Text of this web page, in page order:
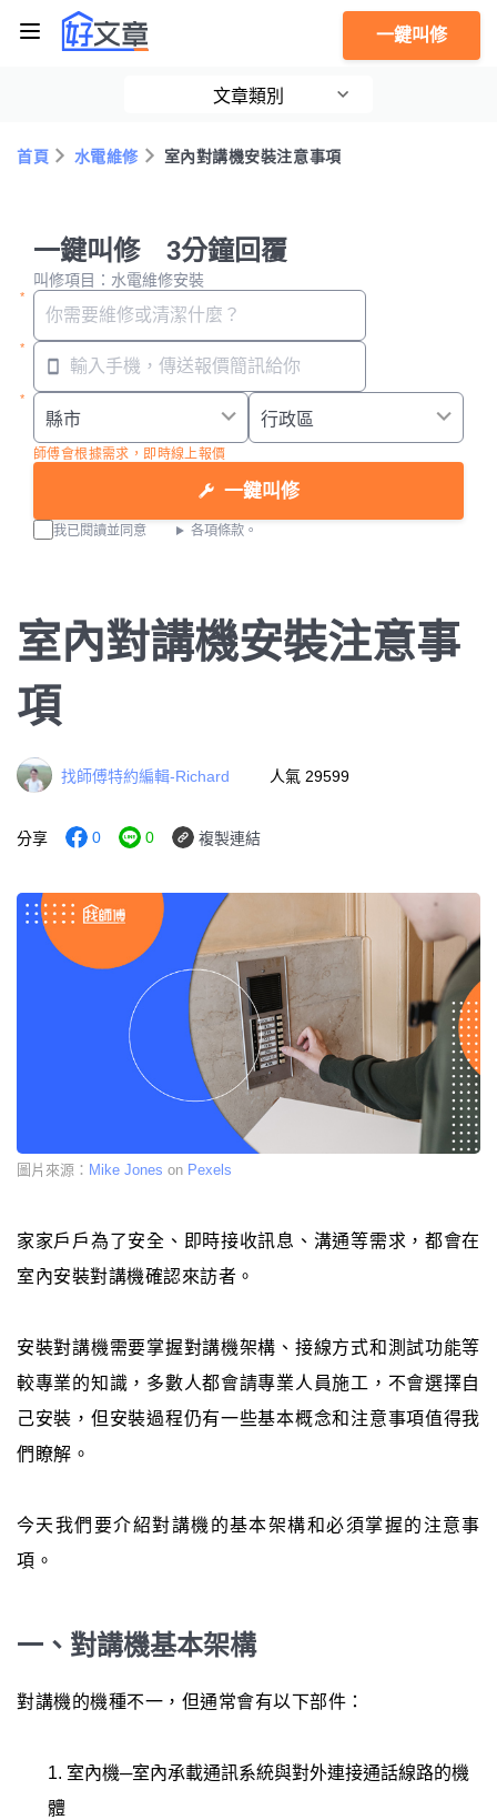
一鍵叫修
文章類別
首頁 水電維修 室內對講機安裝注意事項
一鍵叫修 3分鐘回覆
叫修項目：水電維修安裝
師傅會根據需求，即時線上報價
一鍵叫修
我已閱讀並同意 各項條款。
室內對講機安裝注意事
項
找師傅特約編輯-Richard 人氣 29599
分享 0 0 複製連結
圖片來源： Mike Jones on Pexels
家家戶戶為了安全、即時接收訊息、溝通等需求，都會在
室內安裝對講機確認來訪者。
安裝對講機需要掌握對講機架構、接線方式和測試功能等
較專業的知識，多數人都會請專業人員施工，不會選擇自
己安裝，但安裝過程仍有一些基本概念和注意事項值得我
們瞭解。
今天我們要介紹對講機的基本架構和必須掌握的注意事
項。
一、對講機基本架構
對講機的機種不一，但通常會有以下部件：
室內機─室內承載通訊系統與對外連接通話線路的機
體